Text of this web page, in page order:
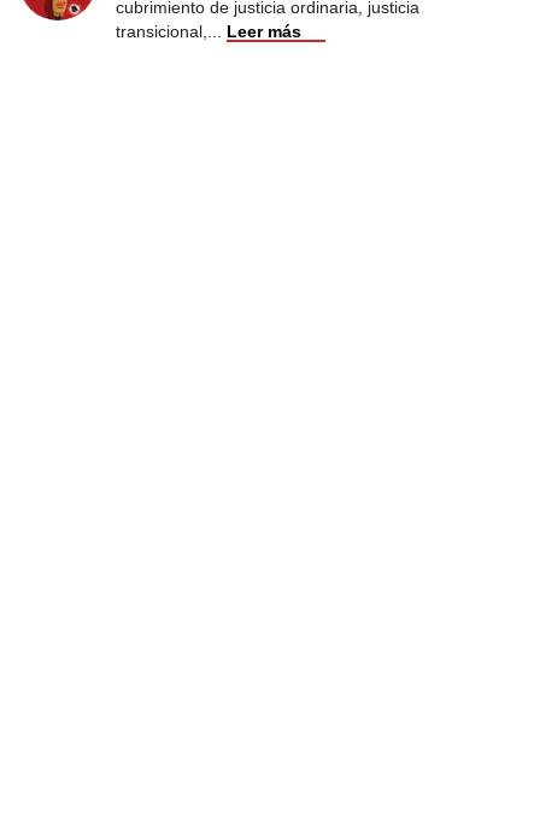
cubrimiento de justicia ordinaria, justicia
transicional,
Leer más